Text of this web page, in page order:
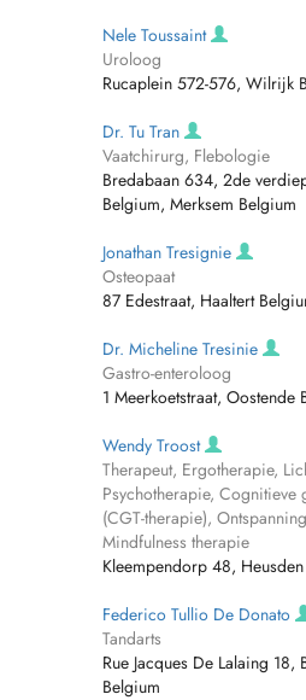
Nele Toussaint
Uroloog
Rucaplein 572-576, Wilrijk
Dr. Tu Tran
Vaatchirurg, Flebologie
Bredabaan 634, 2de
Belgium, Merksem Belgium
Jonathan Tresignie
Osteopaat
87 Edestraat, Haaltert
Dr. Micheline Tresinie
Gastro-enteroloog
1 Meerkoetstraat, Oostende
Wendy Troost
Therapeut, Ergotherapie,
Psychotherapie, Cognitieve
(CGT-therapie),
Mindfulness therapie
Kleempendorp 48,
Federico Tullio De Donato
Tandarts
Rue Jacques De Lalaing 18,
Belgium